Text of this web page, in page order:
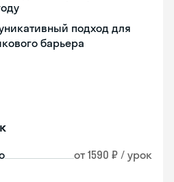
подход для
барьера
от 1590 ₽ / урок